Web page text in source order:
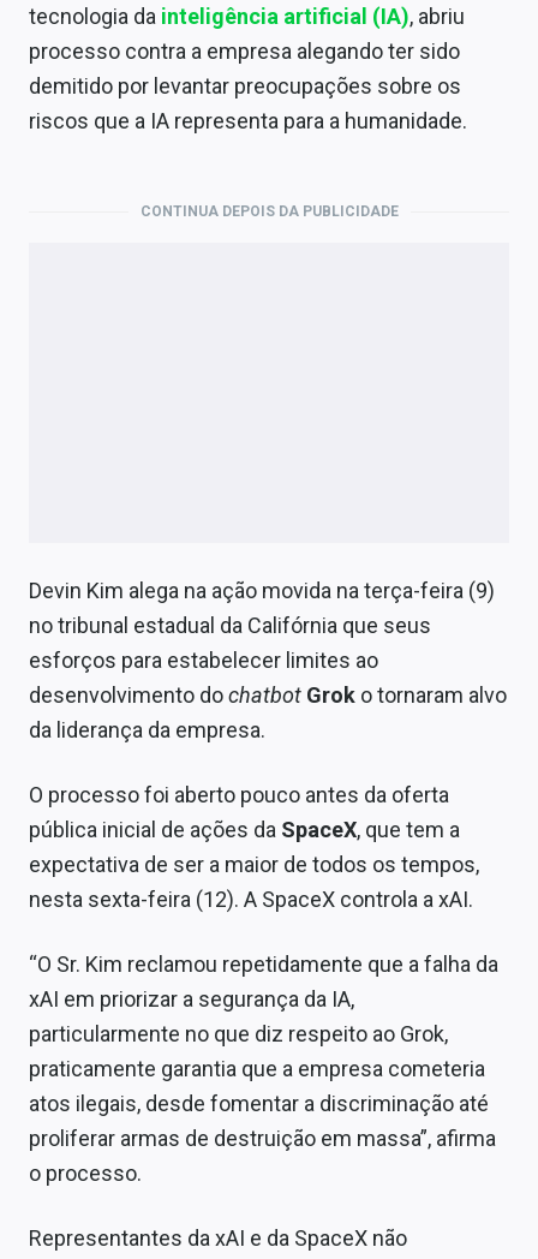
Mercados
Economia
Empresas
Conteúdo de Marca
Sobre
Expediente
tecnologia da inteligência artificial (IA), abriu
processo contra a empresa alegando ter sido
demitido por levantar preocupações sobre os
riscos que a IA representa para a humanidade.
CONTINUA DEPOIS DA PUBLICIDADE
Devin Kim alega na ação movida na terça-feira (9)
no tribunal estadual da Califórnia que seus
esforços para estabelecer limites ao
desenvolvimento dochatbot Grok o tornaram alvo
da liderança da empresa.
O processo foi aberto pouco antes da oferta
pública inicial de ações da SpaceX, que tem a
expectativa de ser a maior de todos os tempos,
nesta sexta-feira (12). A SpaceX controla a xAI.
“O Sr. Kim reclamou repetidamente que a falha da
xAI em priorizar a segurança da IA,
particularmente no que diz respeito ao Grok,
praticamente garantia que a empresa cometeria
atos ilegais, desde fomentar a discriminação até
proliferar armas de destruição em massa”, afirma
o processo.
Representantes da xAI e da SpaceX não